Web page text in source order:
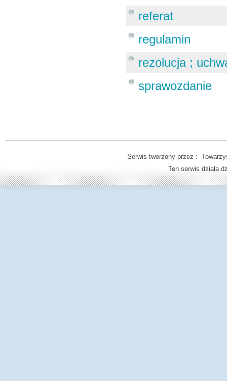
referat
regulamin
rezolucja ;
sprawozdanie
Serwis tworzony przez :
Ten serwis działa